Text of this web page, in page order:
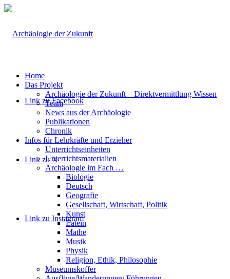
Link zu Facebook
Link zu X
Link zu Instagram
Home
Das Projekt
Archäologie der Zukunft – Direktvermittlung Wissen
Team
News aus der Archäologie
Publikationen
Chronik
Infos für Lehrkräfte und Erzieher
Unterrichtseinheiten
Unterrichtsmaterialien
Archäologie im Fach …
Biologie
Deutsch
Geografie
Gesellschaft, Wirtschaft, Politik
Kunst
Latein
Mathe
Musik
Physik
Religion, Ethik, Philosophie
Museumskoffer